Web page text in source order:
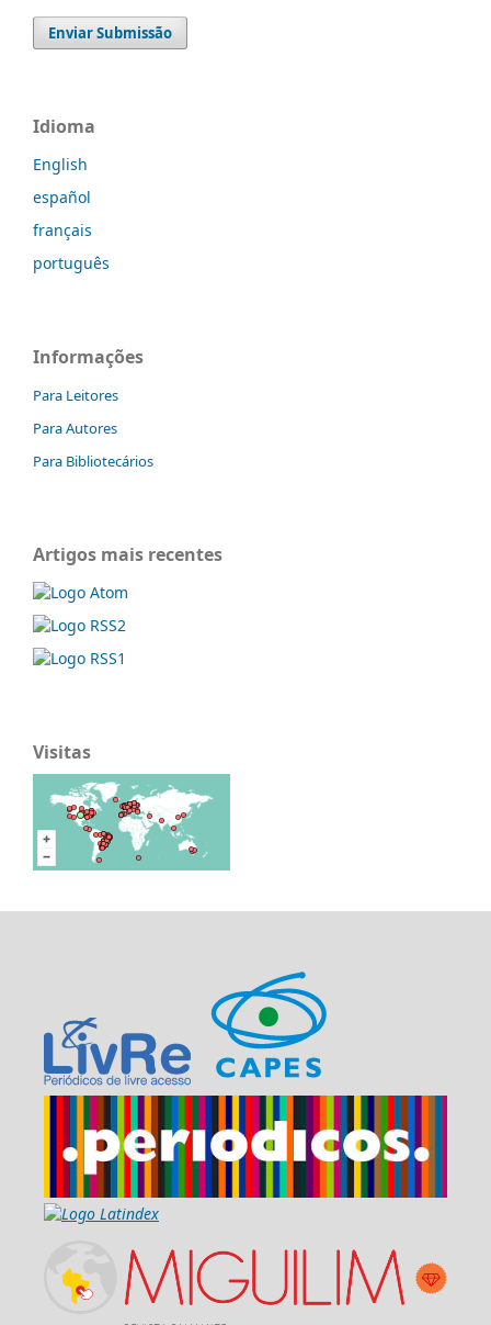
Enviar Submissão
Idioma
English
español
français
português
Informações
Para Leitores
Para Autores
Para Bibliotecários
Artigos mais recentes
Visitas